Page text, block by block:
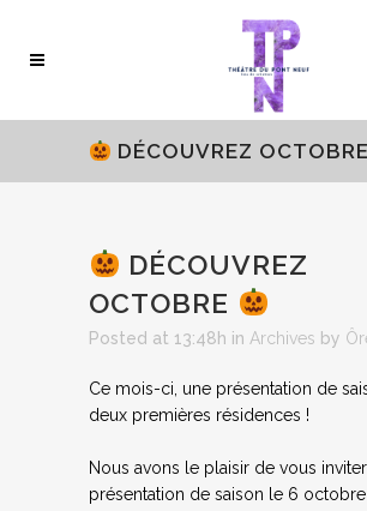
DÉCOUVREZ OCTOBRE
DÉCOUVREZ
OCTOBRE
Posted at 13:48h in Archives by
Ce mois-ci, une présentation de
deux premières résidences !
Nous avons le plaisir de vous
présentation de saison le 6 octobre